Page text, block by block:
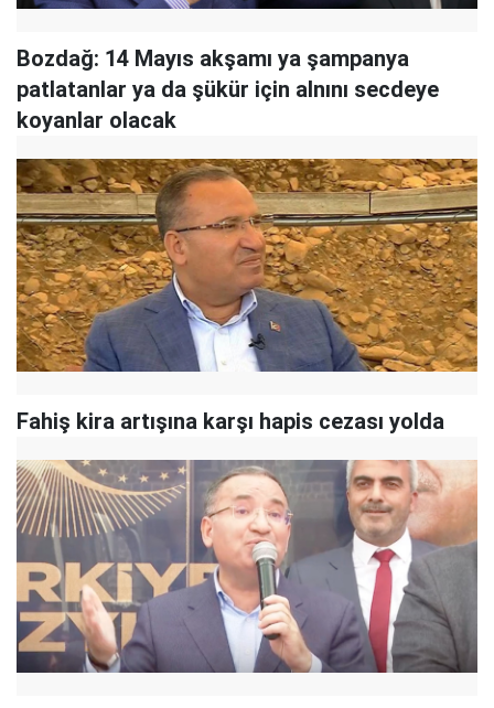
Bozdağ: 14 Mayıs akşamı ya şampanya
patlatanlar ya da şükür için alnını secdeye
koyanlar olacak
Fahiş kira artışına karşı hapis cezası yolda